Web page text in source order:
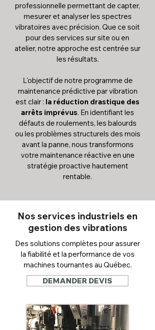
professionnelle permettant de capter,
mesurer et analyser les spectres
vibratoires avec précision. Que ce soit
pour des services sur site ou en
atelier, notre approche est centrée sur
les résultats.
L'objectif de notre programme de
maintenance prédictive par vibration
est clair : la réduction drastique des
arrêts imprévus. En identifiant les
défauts de roulements, les balourds
ou les problèmes structurels des mois
avant la panne, nous transformons
votre maintenance réactive en une
stratégie proactive hautement
rentable.
Nos services industriels en
gestion des vibrations
Des solutions complètes pour assurer
la fiabilité et la performance de vos
machines tournantes au Québec.
DEMANDER DEVIS